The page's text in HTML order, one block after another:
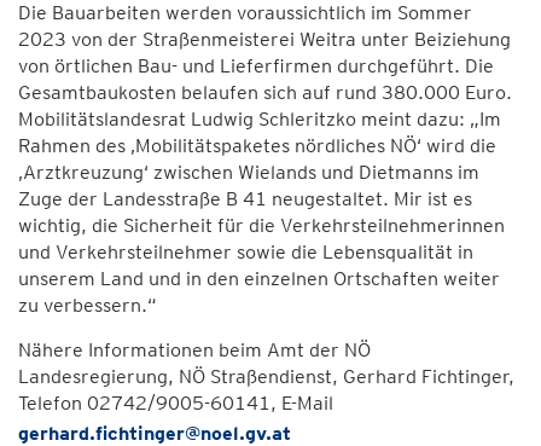
Die Bauarbeiten werden voraussichtlich im Sommer
2023 von der Straßenmeisterei Weitra unter Beiziehung
von örtlichen Bau- und Lieferfirmen durchgeführt. Die
Gesamtbaukosten belaufen sich auf rund 380.000 Euro.
Mobilitätslandesrat Ludwig Schleritzko meint dazu: „Im
Rahmen des ‚Mobilitätspaketes nördliches NÖ‘ wird die
‚Arztkreuzung‘ zwischen Wielands und Dietmanns im
Zuge der Landesstraße B 41 neugestaltet. Mir ist es
wichtig, die Sicherheit für die Verkehrsteilnehmerinnen
und Verkehrsteilnehmer sowie die Lebensqualität in
unserem Land und in den einzelnen Ortschaften weiter
zu verbessern.“
Nähere Informationen beim Amt der NÖ
Landesregierung, NÖ Straßendienst, Gerhard Fichtinger,
Telefon 02742/9005-60141, E-Mail
gerhard.fichtinger@noel.gv.at